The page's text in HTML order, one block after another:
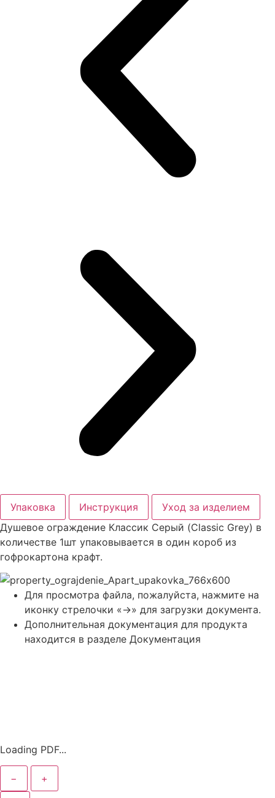
Упаковка Инструкция
Уход за изделием
Душевое ограждение Классик Серый (Classic Grey) в
количестве 1шт упаковывается в один короб из
гофрокартона крафт.
Для просмотра файла, пожалуйста, нажмите на
иконку стрелочки «->» для загрузки документа.
Дополнительная документация для продукта
находится в разделе Документация
Loading PDF...
− +